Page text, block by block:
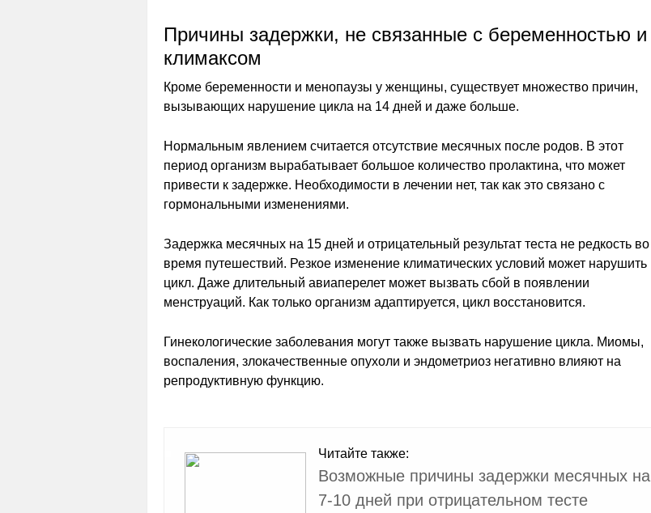
Причины задержки, не связанные с беременностью и
климаксом
Кроме беременности и менопаузы у женщины, существует множество причин,
вызывающих нарушение цикла на 14 дней и даже больше.
Нормальным явлением считается отсутствие месячных после родов. В этот
период организм вырабатывает большое количество пролактина, что может
привести к задержке. Необходимости в лечении нет, так как это связано с
гормональными изменениями.
Задержка месячных на 15 дней и отрицательный результат теста не редкость во
время путешествий. Резкое изменение климатических условий может нарушить
цикл. Даже длительный авиаперелет может вызвать сбой в появлении
менструаций. Как только организм адаптируется, цикл восстановится.
Гинекологические заболевания могут также вызвать нарушение цикла. Миомы,
воспаления, злокачественные опухоли и эндометриоз негативно влияют на
репродуктивную функцию.
Читайте также:
Возможные причины задержки месячных на
7-10 дней при отрицательном тесте